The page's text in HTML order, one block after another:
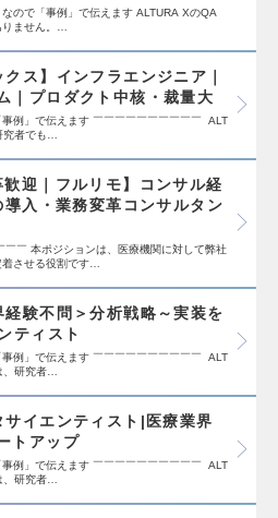
ので「事例」で伝えます ALTURA XのQA
ません。…
ス】インフラエンジニア｜
｜プロダクト中核・裁量大
例」で伝えます ￣￣￣￣￣￣￣￣￣￣ ALT
者でも…
歓迎｜フルリモ】コンサル経
入・業務変革コンサルタン
￣ 本ポジションは、医療機関に対して弊社
させる役割です…
経験不問＞分析戦略～実装を
ティスト
例」で伝えます ￣￣￣￣￣￣￣￣￣￣ ALT
研究者…
サイエンティスト|医療業界
トアップ
例」で伝えます ￣￣￣￣￣￣￣￣￣￣ ALT
研究者…